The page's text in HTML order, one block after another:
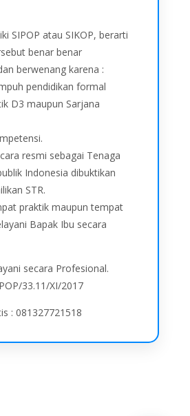
SIPOP atau SIKOP, berarti
benar benar
berwenang karena :
pendidikan formal
D3 maupun Sarjana
resmi sebagai Tenaga
Indonesia dibuktikan
STR.
praktik maupun tempat
Bapak Ibu secara
secara Profesional.
33.11/XI/2017
: 081327721518